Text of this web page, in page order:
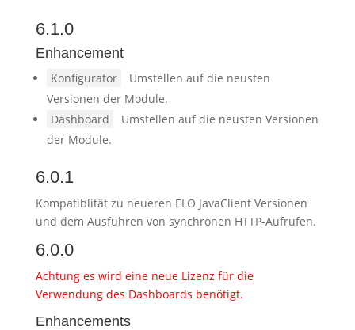
6.1.0
Enhancement
Konfigurator
Umstellen auf die neusten
Versionen der Module.
Dashboard
Umstellen auf die neusten Versionen
der Module.
6.0.1
Kompatiblität zu neueren ELO JavaClient Versionen
und dem Ausführen von synchronen HTTP-Aufrufen.
6.0.0
Achtung es wird eine neue Lizenz für die
Verwendung des Dashboards benötigt.
Enhancements